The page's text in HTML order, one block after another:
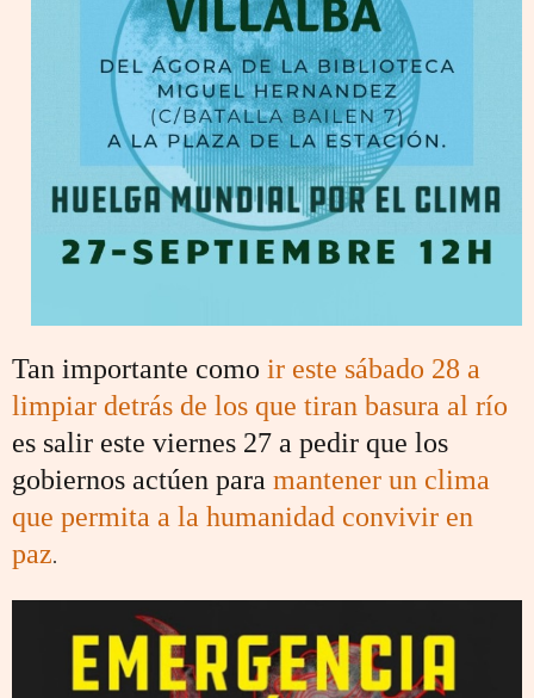
Tan importante como ir este sábado 28 a
limpiar detrás de los que tiran basura al río
es salir este viernes 27 a pedir que los
gobiernos actúen para mantener un clima
que permita a la humanidad convivir en
paz.